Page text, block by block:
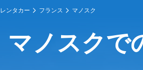
レンタカー フランス マノスク
マノスクで